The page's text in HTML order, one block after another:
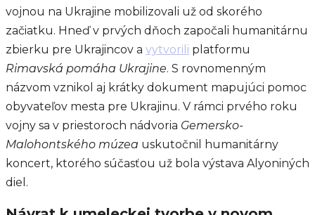
vojnou na Ukrajine mobilizovali už od skorého
začiatku. Hneď v prvých dňoch započali humanitárnu
zbierku pre Ukrajincov a vytvorili platformu
Rimavská pomáha Ukrajine. S rovnomenným
názvom vznikol aj krátky dokument mapujúci pomoc
obyvateľov mesta pre Ukrajinu. V rámci prvého roku
vojny sa v priestoroch nádvoria Gemersko-
Malohontského múzea uskutočnil humanitárny
koncert, ktorého súčasťou už bola výstava Alyoniných
diel.